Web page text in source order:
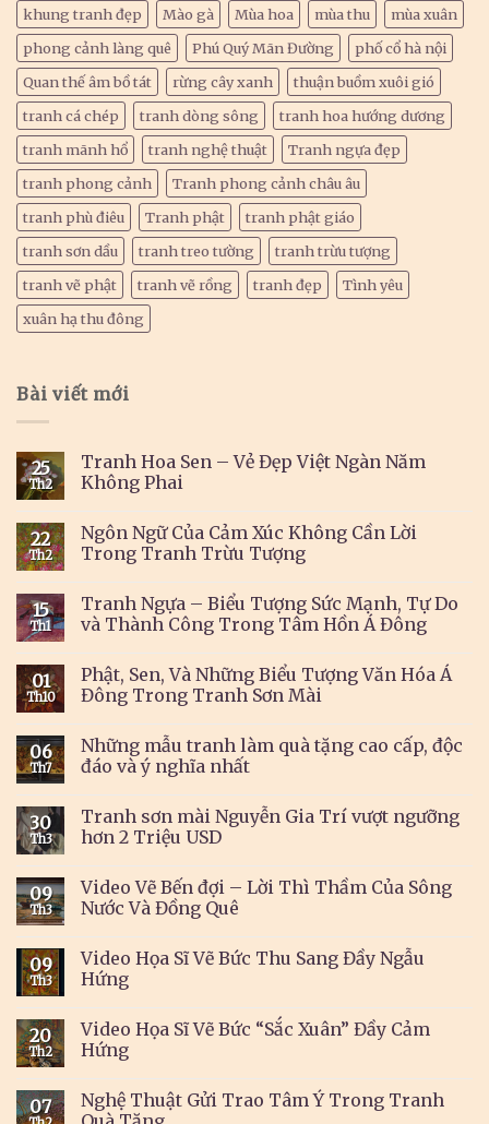
khung tranh đẹp
Mào gà Mùa hoa mùa thu
mùa xuân
phong cảnh làng quê
Phú Quý Mãn Đường
phố cổ hà nội
Quan thế âm bồ tát
rừng cây xanh
thuận buồm xuôi gió
tranh cá chép
tranh dòng sông
tranh hoa hướng dương
tranh mãnh hổ
tranh nghệ thuật
Tranh ngựa đẹp
tranh phong cảnh
Tranh phong cảnh châu âu
tranh phù điêu
Tranh phật
tranh phật giáo
tranh sơn dầu
tranh treo tường
tranh trừu tượng
tranh vẽ phật
tranh vẽ rồng tranh đẹp
Tình yêu
xuân hạ thu đông
Bài viết mới
25
Th2
Tranh Hoa Sen – Vẻ Đẹp Việt Ngàn Năm
Không Phai
22
Th2
Ngôn Ngữ Của Cảm Xúc Không Cần Lời
Trong Tranh Trừu Tượng
15
Th1
Tranh Ngựa – Biểu Tượng Sức Mạnh, Tự Do
và Thành Công Trong Tâm Hồn Á Đông
01
Th10
Phật, Sen, Và Những Biểu Tượng Văn Hóa Á
Đông Trong Tranh Sơn Mài
06
Th7
Những mẫu tranh làm quà tặng cao cấp, độc
đáo và ý nghĩa nhất
30
Th3
Tranh sơn mài Nguyễn Gia Trí vượt ngưỡng
hơn 2 Triệu USD
09
Th3
Video Vẽ Bến đợi – Lời Thì Thầm Của Sông
Nước Và Đồng Quê
09
Th3
Video Họa Sĩ Vẽ Bức Thu Sang Đầy Ngẫu
Hứng
20
Th2
Video Họa Sĩ Vẽ Bức “Sắc Xuân” Đầy Cảm
Hứng
07
Nghệ Thuật Gửi Trao Tâm Ý Trong Tranh